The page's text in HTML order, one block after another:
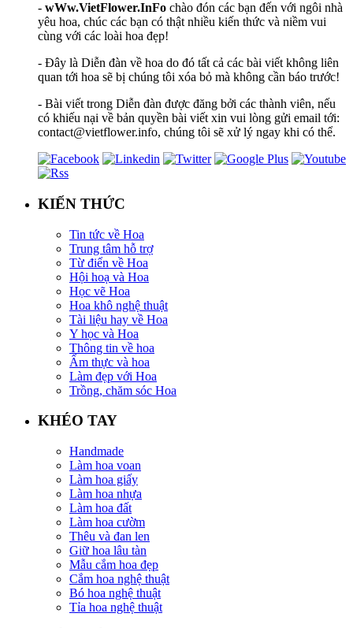
- wWw.VietFlower.InFo chào đón các bạn đến với ngôi nhà
yêu hoa, chúc các bạn có thật nhiều kiến thức và niềm vui
cùng với các loài hoa đẹp!
- Đây là Diễn đàn về hoa do đó tất cả các bài viết không liên
quan tới hoa sẽ bị chúng tôi xóa bỏ mà không cần báo trước!
- Bài viết trong Diễn đàn được đăng bởi các thành viên, nếu
có khiếu nại về bản quyền bài viết xin vui lòng gửi email tới:
contact@vietflower.info, chúng tôi sẽ xử lý ngay khi có thể.
KIẾN THỨC
Tin tức về Hoa
Trung tâm hỗ trợ
Từ điển về Hoa
Hội hoạ và Hoa
Học vẽ Hoa
Hoa khô nghệ thuật
Tài liệu hay về Hoa
Y học và Hoa
Thông tin về hoa
Ẩm thực và hoa
Làm đẹp với Hoa
Trồng, chăm sóc Hoa
KHÉO TAY
Handmade
Làm hoa voan
Làm hoa giấy
Làm hoa nhựa
Làm hoa đất
Làm hoa cườm
Thêu và đan len
Giữ hoa lâu tàn
Mẫu cắm hoa đẹp
Cắm hoa nghệ thuật
Bó hoa nghệ thuật
Tỉa hoa nghệ thuật